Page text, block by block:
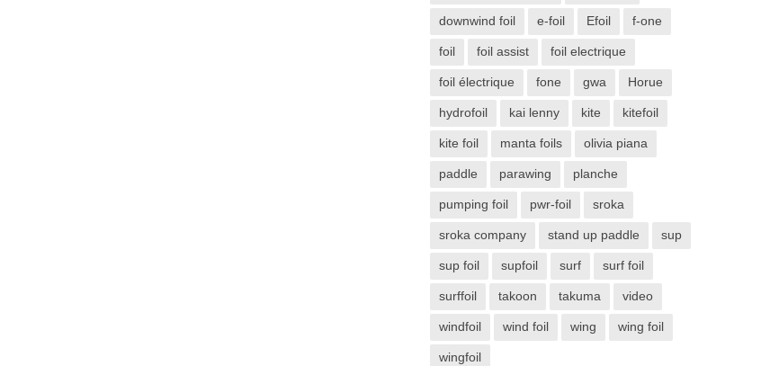
downwind foil e-foil Efoil f-one
foil foil assist foil electrique
foil électrique fone gwa Horue
hydrofoil kai lenny kite kitefoil
kite foil manta foils olivia piana
paddle parawing planche
pumping foil pwr-foil sroka
sroka company stand up paddle sup
sup foil supfoil surf surf foil
surffoil takoon takuma video
windfoil wind foil wing wing foil
wingfoil